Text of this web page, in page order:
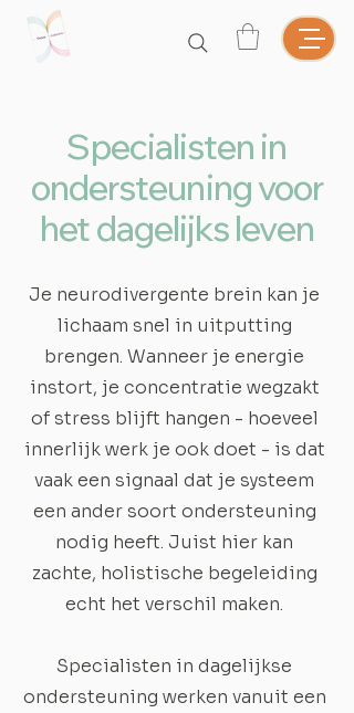
Specialisten in
ondersteuning voor
het dagelijks leven
Je neurodivergente brein kan je
lichaam snel in uitputting
brengen. Wanneer je energie
instort, je concentratie wegzakt
of stress blijft hangen - hoeveel
innerlijk werk je ook doet - is dat
vaak een signaal dat je systeem
een ander soort ondersteuning
nodig heeft. Juist hier kan
zachte, holistische begeleiding
echt het verschil maken.
Specialisten in dagelijkse
ondersteuning werken vanuit een